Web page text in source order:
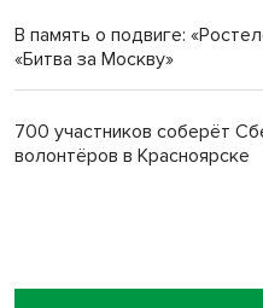
В память о подвиге:
«Битва за Москву»
700 участников соберёт
волонтёров в Красноярске